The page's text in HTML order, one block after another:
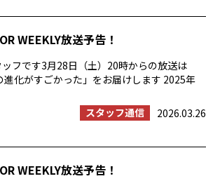
WEEKLY放送予告！
フです3月28日（土）20時からの放送は
進化がすごかった」をお届けします 2025年
スタッフ通信
2026.03.26
WEEKLY放送予告！